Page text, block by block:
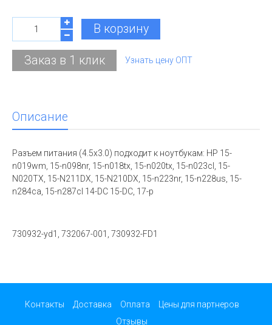
В корзину
Заказ в 1 клик Узнать цену ОПТ
Описание
Разъем питания (4.5x3.0) подходит к ноутбукам: HP 15-
n019wm, 15-n098nr, 15-n018tx, 15-n020tx, 15-n023cl, 15-
N020TX, 15-N211DX, 15-N210DX, 15-n223nr, 15-n228us, 15-
n284ca, 15-n287cl 14-DC 15-DC, 17-p
730932-yd1, 732067-001, 730932-FD1
Контакты Доставка Оплата
Цены для партнеров
Отзывы